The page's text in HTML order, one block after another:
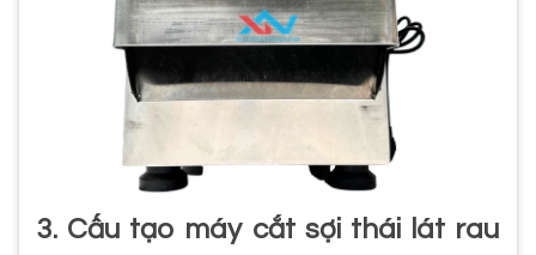
3. Cấu tạo máy cắt sợi thái lát rau